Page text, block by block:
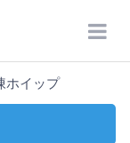
ホイップ